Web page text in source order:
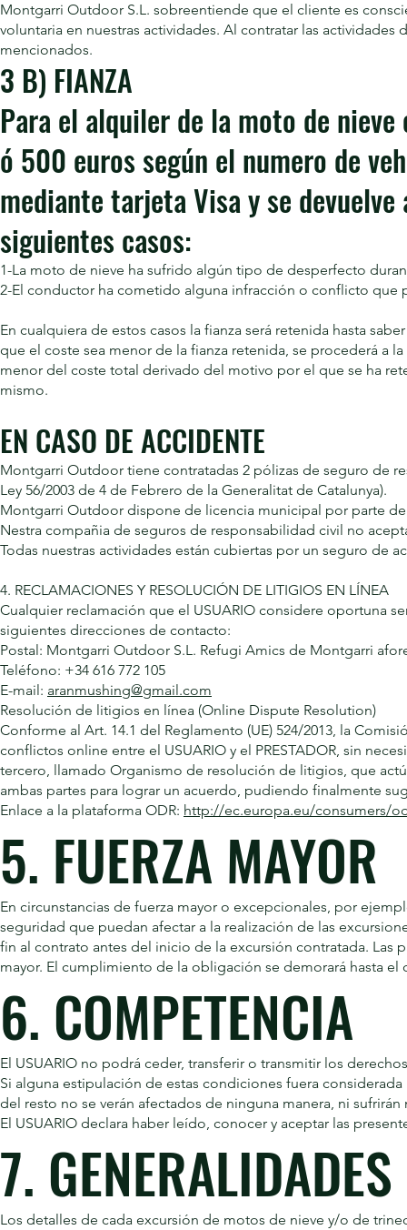
Montgarri Outdoor S.L. sobreentiende que el cliente es
voluntaria en nuestras actividades. Al contratar las
mencionados.
3 B) FIANZA
Para el alquiler de la moto de
ó 500 euros según el numero de
mediante tarjeta Visa y se
siguientes casos:
1-La moto de nieve ha sufrido algún tipo de desperfecto
2-El conductor ha cometido alguna infracción o conflicto que
En cualquiera de estos casos la fianza será retenida hasta
que el coste sea menor de la fianza retenida, se procederá a
menor del coste total derivado del motivo por el que se ha
mismo.
EN CASO DE ACCIDENTE
Montgarri Outdoor tiene contratadas 2 pólizas de seguro de
Ley 56/2003 de 4 de Febrero de la Generalitat de Catalunya).
Montgarri Outdoor dispone de licencia municipal por parte
Nestra compañia de seguros de responsabilidad civil no
Todas nuestras actividades están cubiertas por un seguro de
4. RECLAMACIONES Y RESOLUCIÓN DE LITIGIOS EN LÍNEA
Cualquier reclamación que el USUARIO considere oportuna
siguientes direcciones de contacto:
Postal: Montgarri Outdoor S.L. Refugi Amics de Montgarri
Teléfono: +34 616 772 105
E-mail: aranmushing@gmail.com
Resolución de litigios en línea (Online Dispute Resolution)
Conforme al Art. 14.1 del Reglamento (UE) 524/2013, la
conflictos online entre el USUARIO y el PRESTADOR, sin
tercero, llamado Organismo de resolución de litigios, que
ambas partes para lograr un acuerdo, pudiendo finalmente
Enlace a la plataforma ODR: http://ec.europa.eu/consumers/
5. FUERZA MAYOR
En circunstancias de fuerza mayor o excepcionales, por
seguridad que puedan afectar a la realización de las
fin al contrato antes del inicio de la excursión contratada. Las
mayor. El cumplimiento de la obligación se demorará hasta el
6. COMPETENCIA
El USUARIO no podrá ceder, transferir o transmitir los
Si alguna estipulación de estas condiciones fuera
del resto no se verán afectados de ninguna manera, ni
El USUARIO declara haber leído, conocer y aceptar las
7.
Los detalles de cada excursión de motos de nieve y/o de